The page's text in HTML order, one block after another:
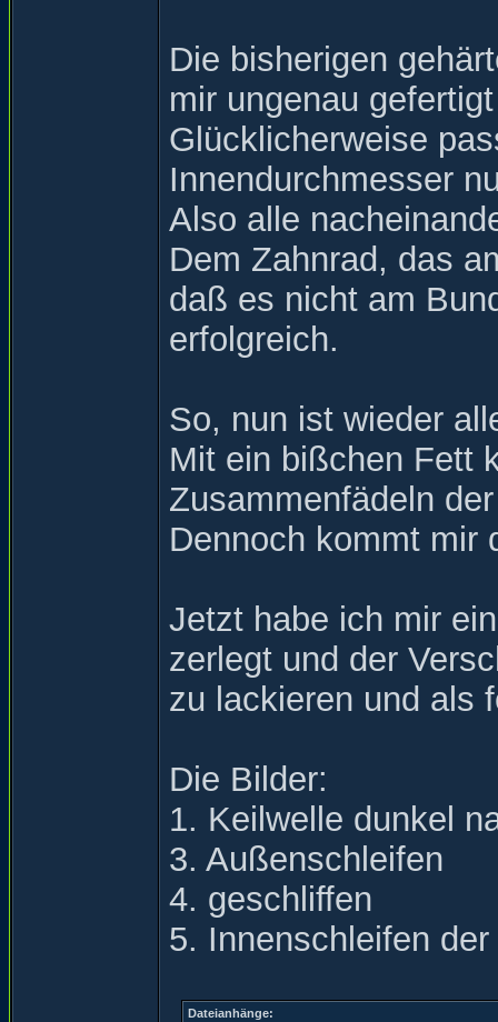
Die bisherigen
mir ungenau
Glücklicherweise
Innendurchmesser
Also alle
Dem Zahnrad, das
daß es nicht am
erfolgreich.
So, nun ist wieder
Mit ein bißchen Fett
Zusammenfädeln
Dennoch kommt mir
Jetzt habe ich mir
zerlegt und der
zu lackieren und als
Die Bilder:
1. Keilwelle dunkel
3. Außenschleifen
4. geschliffen
5. Innenschleifen
Dateianhänge: